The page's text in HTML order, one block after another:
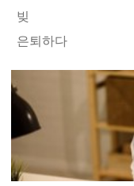
빚
은퇴하다